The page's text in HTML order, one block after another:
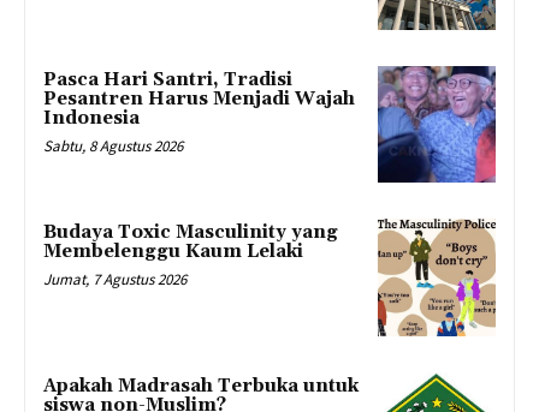
Pasca Hari Santri, Tradisi
Pesantren Harus Menjadi Wajah
Indonesia
Sabtu, 8 Agustus 2026
Budaya Toxic Masculinity yang
Membelenggu Kaum Lelaki
Jumat, 7 Agustus 2026
Apakah Madrasah Terbuka untuk
siswa non-Muslim?